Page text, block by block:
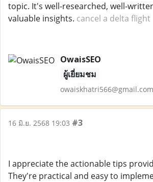
topic. It's well-researched, well-
valuable insights. cancel a delta flight
OwaisSEO
ผู้เยี่ยมชม
owaiskhatri566@gmail.com
16 มิ.ย. 2568 19:03 #3
I appreciate the actionable tips
They're practical and easy to